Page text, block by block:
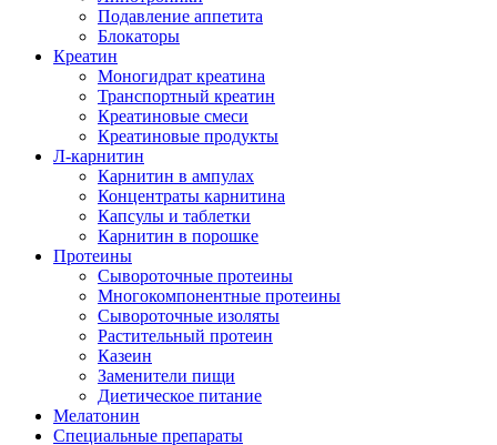
Подавление аппетита
Блокаторы
Креатин
Моногидрат креатина
Транспортный креатин
Креатиновые смеси
Креатиновые продукты
Л-карнитин
Карнитин в ампулах
Концентраты карнитина
Капсулы и таблетки
Карнитин в порошке
Протеины
Сывороточные протеины
Многокомпонентные протеины
Сывороточные изоляты
Растительный протеин
Казеин
Заменители пищи
Диетическое питание
Мелатонин
Специальные препараты